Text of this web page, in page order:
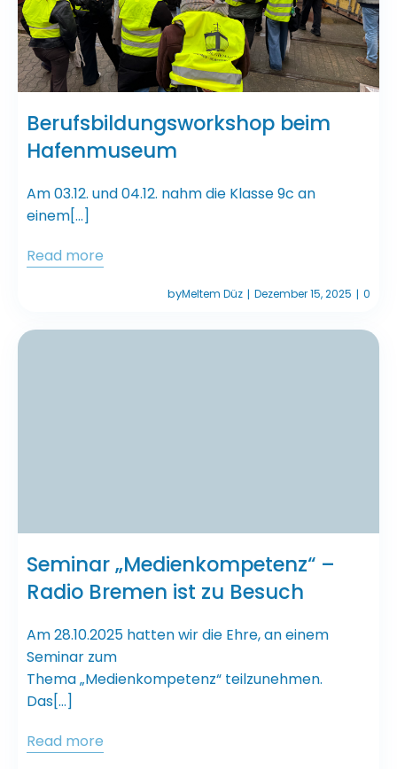
Berufsbildungsworkshop beim
Hafenmuseum
Am 03.12. und 04.12. nahm die Klasse 9c an
einem[…]
Read more
byMeltem Düz | Dezember 15, 2025 | 0
Seminar „Medienkompetenz“ –
Radio Bremen ist zu Besuch
Am 28.10.2025 hatten wir die Ehre, an einem
Seminar zum
Thema „Medienkompetenz“ teilzunehmen.
Das[…]
Read more